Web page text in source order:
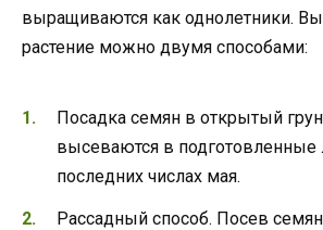
выращиваются как однолетники.
растение можно двумя способами:
Посадка семян в открытый
высеваются в подготовленные
последних числах мая.
Рассадный способ. Посев